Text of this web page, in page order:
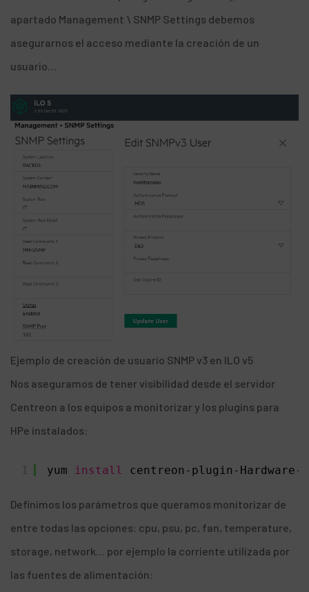
apartado Management \ SNMP Settings debemos
asegurarnos el acceso mediante la creación de un
usuario…
Ejemplo de creación de usuario SNMP v3 en ILO v5
Nos aseguramos de tener visibilidad desde el servidor
Centreon a los equipos a monitorizar y los plugins para
HPe instalados:
1 yum install centreon-plugin-Hardware-
Definimos los parámetros que queramos monitorizar de
entre todas las opciones: cpu, psu, pc, fan, temperature,
storage, network… por ejemplo la corriente utilizada por
las fuentes de alimentación: